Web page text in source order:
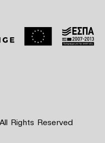
Rights Reserved